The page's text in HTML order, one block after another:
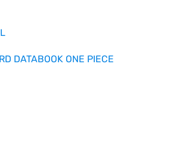
DATABOOK ONE PIECE